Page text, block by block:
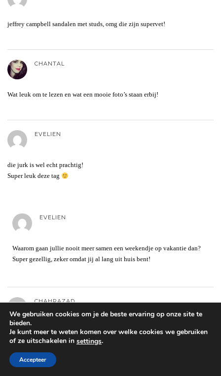
jeffrey campbell sandalen met studs, omg die zijn supervet!
CHANTAL
Wat leuk om te lezen en wat een mooie foto’s staan erbij!
EVELIEN
die jurk is wel echt prachtig!
Super leuk deze tag
EVELIEN
Waarom gaan jullie nooit meer samen een weekendje op vakantie dan?
Super gezellig, zeker omdat jij al lang uit huis bent!
CHAHRAZAD
Leuke galalook haha!
We gebruiken cookies om je de beste ervaring op onze site te
bieden.
Je kunt meer te weten komen over welke cookies we gebruiken
of ze uitschakelen in settings.
Accepteer